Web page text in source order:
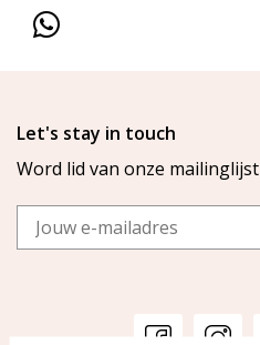
Let's stay in touch
Word lid van onze mailinglijst
Email